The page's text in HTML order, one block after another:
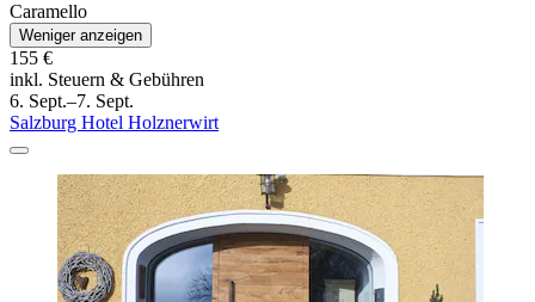
Caramello
Weniger anzeigen
155 €
inkl. Steuern & Gebühren
6. Sept.–7. Sept.
Salzburg Hotel Holznerwirt